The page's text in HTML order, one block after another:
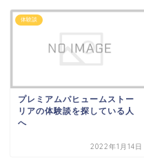
体験談
プレミアムパヒュームストー
リアの体験談を探している人
へ
2022年1月14日